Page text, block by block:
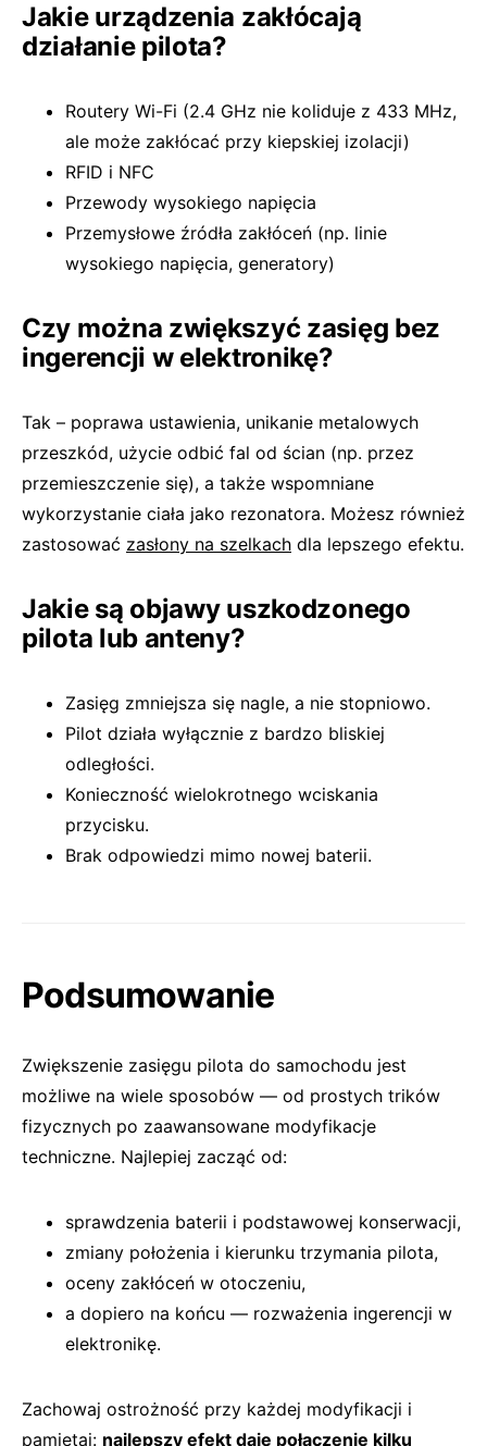
Jakie urządzenia zakłócają
działanie pilota?
Routery Wi-Fi (2.4 GHz nie koliduje z 433 MHz,
ale może zakłócać przy kiepskiej izolacji)
RFID i NFC
Przewody wysokiego napięcia
Przemysłowe źródła zakłóceń (np. linie
wysokiego napięcia, generatory)
Czy można zwiększyć zasięg bez
ingerencji w elektronikę?
Tak – poprawa ustawienia, unikanie metalowych
przeszkód, użycie odbić fal od ścian (np. przez
przemieszczenie się), a także wspomniane
wykorzystanie ciała jako rezonatora. Możesz również
zastosować zasłony na szelkach dla lepszego efektu.
Jakie są objawy uszkodzonego
pilota lub anteny?
Zasięg zmniejsza się nagle, a nie stopniowo.
Pilot działa wyłącznie z bardzo bliskiej
odległości.
Konieczność wielokrotnego wciskania
przycisku.
Brak odpowiedzi mimo nowej baterii.
Podsumowanie
Zwiększenie zasięgu pilota do samochodu jest
możliwe na wiele sposobów — od prostych trików
fizycznych po zaawansowane modyfikacje
techniczne. Najlepiej zacząć od:
sprawdzenia baterii i podstawowej konserwacji,
zmiany położenia i kierunku trzymania pilota,
oceny zakłóceń w otoczeniu,
a dopiero na końcu — rozważenia ingerencji w
elektronikę.
Zachowaj ostrożność przy każdej modyfikacji i
pamiętaj: najlepszy efekt daje połączenie kilku